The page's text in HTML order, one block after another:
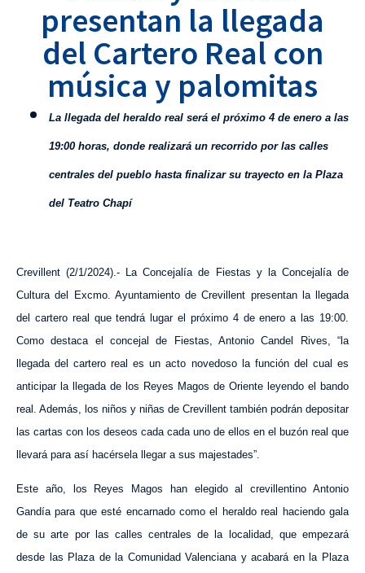
presentan la llegada
del Cartero Real con
música y palomitas
La llegada del heraldo real será el próximo 4 de enero a las
19:00 horas, donde realizará un recorrido por las calles
centrales del pueblo hasta finalizar su trayecto en la Plaza
del Teatro Chapí
Crevillent (2/1/2024).- La Concejalía de Fiestas y la Concejalía de
Culturadel Excmo. Ayuntamiento de Crevillent presentan la llegada
del cartero real que tendrá lugar el próximo 4 de enero a las 19:00.
Como destaca el concejal de Fiestas, Antonio Candel Rives, “la
llegada del cartero real es un acto novedoso la función del cual es
anticipar la llegada de los Reyes Magos de Oriente leyendo el bando
real. Además, los niños y niñas de Crevillent también podrán depositar
las cartas con los deseos cada cada uno de ellos en el buzón real que
llevará para así hacérsela llegar a sus majestades”.
Este año, los Reyes Magos han elegido al crevillentino Antonio
Gandía para que esté encarnado como el heraldo real haciendo gala
de su arte por las calles centrales de la localidad, que empezará
desde las Plaza de la Comunidad Valenciana y acabará en la Plaza